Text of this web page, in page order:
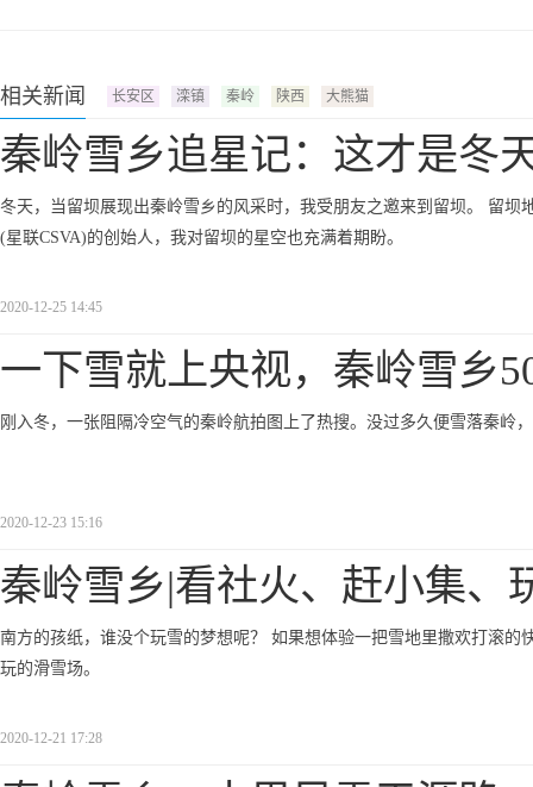
相关新闻 长安区 滦镇 秦岭 陕西 大熊猫
秦岭雪乡追星记：这才是冬
冬天，当留坝展现出秦岭雪乡的风采时，我受朋友之邀来到留坝。 留
(星联CSVA)的创始人，我对留坝的星空也充满着期盼。
2020-12-25 14:45
一下雪就上央视，秦岭雪乡
刚入冬，一张阻隔冷空气的秦岭航拍图上了热搜。没过多久便雪落秦岭
2020-12-23 15:16
秦岭雪乡|看社火、赶小集、
南方的孩纸，谁没个玩雪的梦想呢？ 如果想体验一把雪地里撒欢打滚
玩的滑雪场。
2020-12-21 17:28